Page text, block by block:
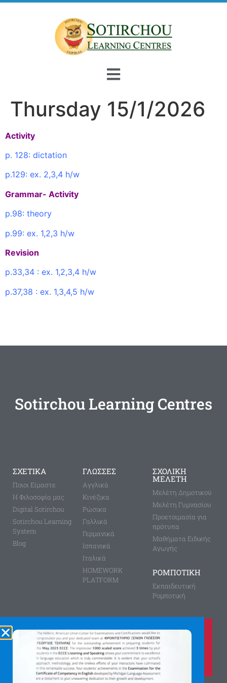
Thursday 15/1/2026
Activity
p. 128: dictation
p.129: ex. 2,3,4 h/w
Grammar- Activity
p.98: theory
p.99: ex. 1,2,3 h/w
Revision
p.33,34 : ex. 1,2,3,4 h/w
p.37,38 : ex. 1,3,4,5 h/w
Sotirchou Learning Centres
ΣΧΕΤΙΚΑ
Ποιοι Είμαστε
Η Φιλοσοφία μας
Digital Sotirchou
Sotirchou Learning
System
Blog
ΓΛΩΣΣΕΣ
Aγγλικά
Κινέζικα
Ρώσικα
Γαλλικά
Γερμανικά
Ισπανικά
Ιταλικά
HOMEWORK
PLATFORM
ΣΧΟΛΙΚΗ
ΜΕΛΕΤΗ
Μελέτη Δημοτικού
Μελέτη Γυμνασίου
Προετοιμασία για
πρότυπα
Μαθήματα Ειδικής
Αγωγής
ΡΟΜΠΟΤΙΚΗ
Εκπαιδευτική
Ρομποτική
Καλέστε μας τώρα στο
210 8028149
για περισσότερες πληροφορίες